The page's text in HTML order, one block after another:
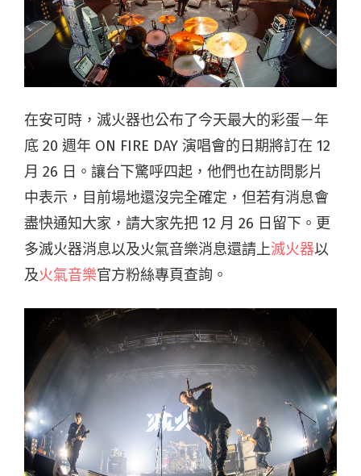
在安可時，滅火器也公布了今天最大的彩蛋－年
底 20 週年 ON FIRE DAY 演唱會的日期將訂在 12
月 26 日。讓台下驚呼四起，他們也在訪問影片
中表示，目前場地還沒完全確定，但若有消息會
盡快通知大家，請大家先把 12 月 26 日留下。更
多滅火器消息以及火氣音樂消息還請上滅火器以
及火氣音樂官方粉絲專頁查詢。